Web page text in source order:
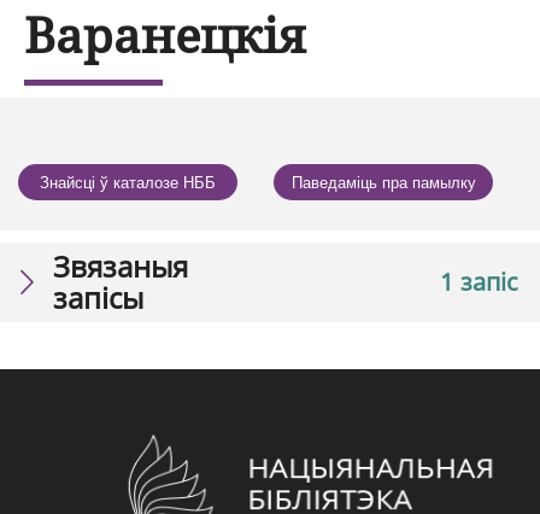
Варанецкія
Знайсці ў каталозе НББ Паведаміць пра памылку
1 запіс
Звязаныя
запісы